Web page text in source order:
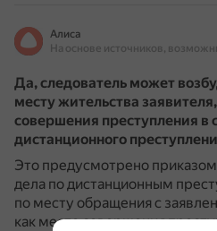
Алиса
Да, следователь может
месту жительства
совершения преступления в
дистанционного
Это предусмотрено
дела по дистанционным
по месту обращения с
как место совершения